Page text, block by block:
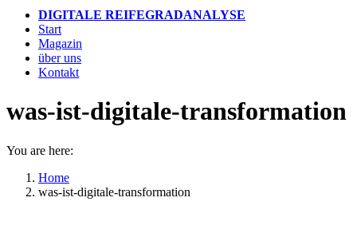
DIGITALE REIFEGRADANALYSE
Start
Magazin
über uns
Kontakt
was-ist-digitale-transformation
You are here:
Home
was-ist-digitale-transformation